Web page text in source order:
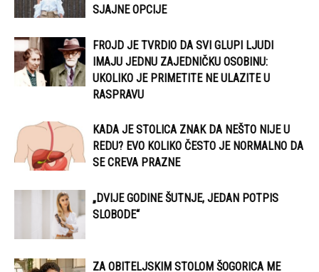
SJAJNE OPCIJE
FROJD JE TVRDIO DA SVI GLUPI LJUDI
IMAJU JEDNU ZAJEDNIČKU OSOBINU:
UKOLIKO JE PRIMETITE NE ULAZITE U
RASPRAVU
KADA JE STOLICA ZNAK DA NEŠTO NIJE U
REDU? EVO KOLIKO ČESTO JE NORMALNO DA
SE CREVA PRAZNE
„DVIJE GODINE ŠUTNJE, JEDAN POTPIS
SLOBODE“
ZA OBITELJSKIM STOLOM ŠOGORICA ME